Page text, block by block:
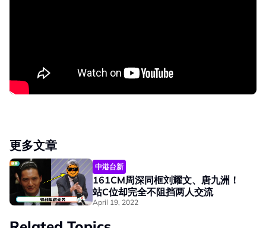
更多文章
中港台新
161CM周深同框刘耀文、唐九洲！
站C位却完全不阻挡两人交流
April 19, 2022